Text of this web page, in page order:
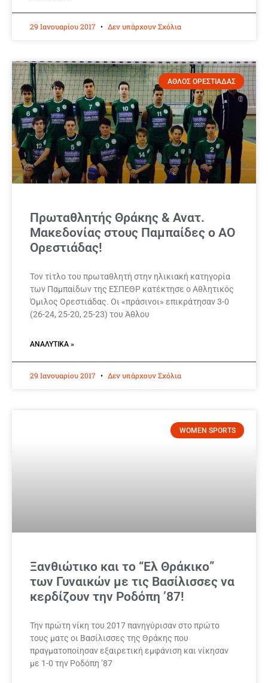
29 Ιανουαρίου 2017 Δεν υπάρχουν Σχόλια
ΑΘΛΟΣ ΟΡΕΣΤΙΑΔΑΣ
Πρωταθλητής Θράκης & Ανατ.
Μακεδονίας στους Παμπαίδες ο ΑΟ
Ορεστιάδας!
Τον τίτλο του πρωταθλητή στην ηλικιακή κατηγορία
των Παμπαίδων της ΕΣΠΕΘΡ κατέκτησε ο Αθλητικός
Όμιλος Ορεστιάδας. Οι «πράσινοι» επικράτησαν 3-0
(26-24, 25-20, 25-23) του Άθλου
ΑΝΑΛΥΤΙΚΆ »
29 Ιανουαρίου 2017 Δεν υπάρχουν Σχόλια
WOMEN SPORTS
Ξανθιώτικο και το “Ελ Θράκικο”
των Γυναικών με τις Βασίλισσες να
κερδίζουν την Ροδόπη ’87!
Την πρώτη νίκη του 2017 πανηγύρισαν στο πρώτο
τους ματς οι Βασίλισσες της Θράκης που
πραγματοποίησαν εξαιρετική εμφάνιση και νίκησαν
με 1-0 την Ροδόπη ’87